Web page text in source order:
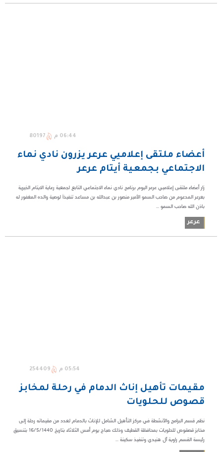
06:44 م 80197
أعضاء ملتقى إعلاميي عرعر يزرون نادي نماء
الاجتماعي بجمعية أيتام عرعر
زار أعضاء ملتقى إعلاميي عرعر اليوم برنامج نادي نماء الاجتماعي التابع لجمعية رعاية الايتام الخيرية
بعرعر المدعوم من صاحب السمو الأمير منصور بن عبدالله بن مساعد تنفيذاَ لوصية والده المغفور له
باذن الله صاحب السمو ...
عرعر
05:54 م 254409
مقيمات تأهيل إناث الدمام في رحلة لمخابز
قصوص للحلويات
نظم قسم البرامج والأنشطة في مركز التأهيل الشامل للإناث بالدمام لعدد من مقيماته رحلة إلى
مخابز قصقوص للحلويات بمحافظة القطيف وذلك صباح يوم أمس الثلاثاء بتاريخ 16/5/1440 بتنسيق
رئيسة القسم راوية آل هنيدي وتنفيذ سكينة ...